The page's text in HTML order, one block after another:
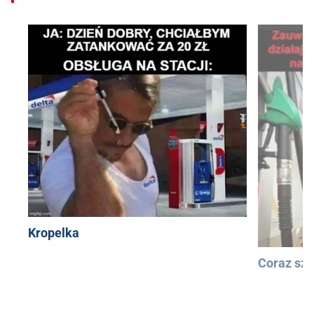
Kropelka
Coraz